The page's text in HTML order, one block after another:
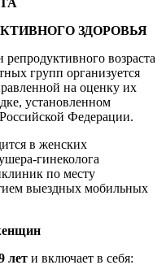
ЗДОРОВЬЯ
возраста
групп организуется
на оценку их
установленном
Федерации.
в женских
гинеколога
по месту
выездных мобильных
лет и включает в себя: